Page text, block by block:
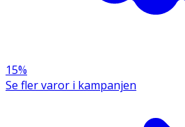
15%
Se fler varor i kampanjen